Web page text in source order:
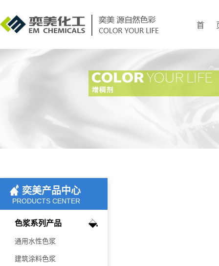
首
奕美产品中心
PRODUCTS CENTER
色浆系列产品
通用水性色浆
建筑涂料色浆